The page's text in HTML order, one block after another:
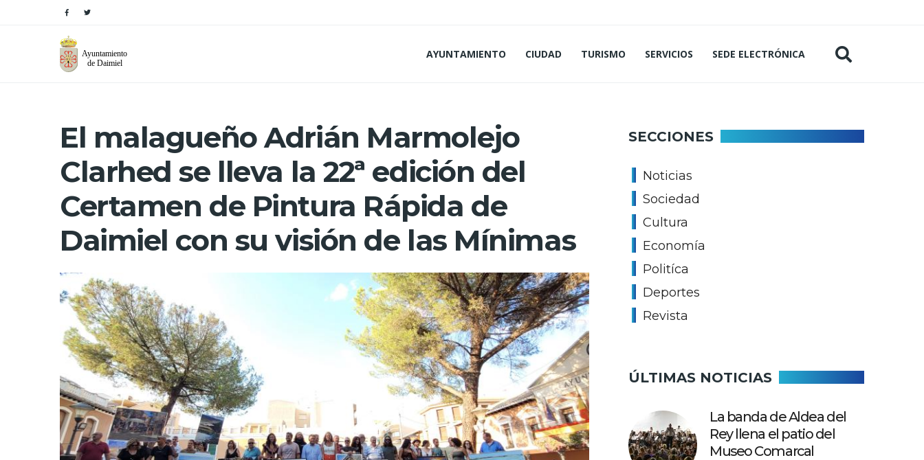
AYUNTAMIENTO CIUDAD TURISMO SERVICIOS SEDE ELECTRÓNICA
El malagueño Adrián Marmolejo
Clarhed se lleva la 22ª edición del
Certamen de Pintura Rápida de
Daimiel con su visión de las Mínimas
SECCIONES
Noticias
Sociedad
Cultura
Economía
Politíca
Deportes
Revista
ÚLTIMAS NOTICIAS
La banda de Aldea del
Rey llena el patio del
Museo Comarcal